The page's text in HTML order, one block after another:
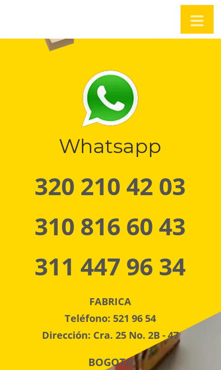
Whatsapp
320 210 42 03
310 816 60 43
311 447 96 34
FABRICA
Teléfono: 521 96 54
Dirección: Cra. 25 No. 2B - 47
BOGOTA